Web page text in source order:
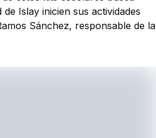
Islay inicien sus actividades
Sánchez, responsable de la